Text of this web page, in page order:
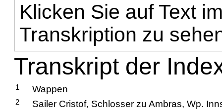
Klicken Sie auf Text
Transkription zu
Transkript der
1 Wappen
2 Sailer Cristof, Schlosser zu Ambras, Wp.